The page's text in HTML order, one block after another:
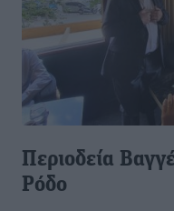
Περιοδεία
Ρόδο